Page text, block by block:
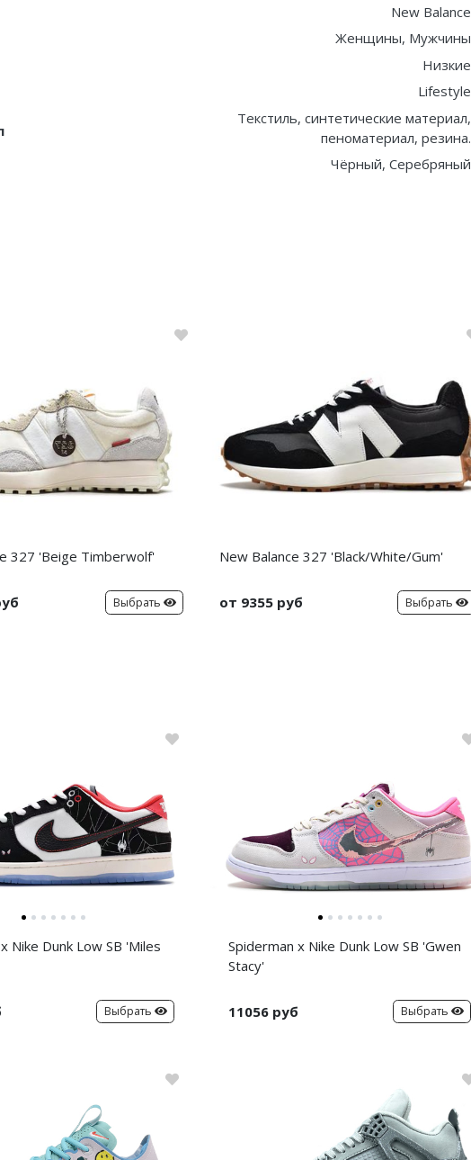
New Balance
Женщины, Мужчины
Низкие
Lifestyle
Текстиль, синтетические материал,
пеноматериал, резина.
Чёрный, Серебряный
327 'Beige Timberwolf'
Выбрать
New Balance 327 'Black/White/Gum'
от 9355 руб Выбрать
Nike Dunk Low SB 'Miles
Выбрать
Spiderman x Nike Dunk Low SB 'Gwen
Stacy'
11056 руб Выбрать